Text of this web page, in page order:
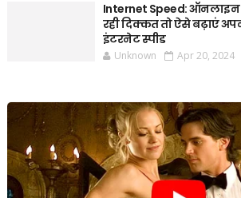
Internet Speed:
रही दिक्कत तो ऐसे बढ़ाएं
इंटरनेट स्पीड
Unknown Apr 20, 2024